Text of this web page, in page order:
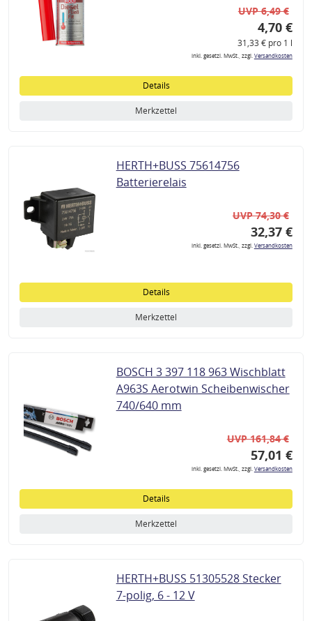
UVP 6,49 €
4,70 €
31,33 € pro 1 l
inkl. gesetzl. MwSt., zzgl.Versandkosten
Details
Merkzettel
HERTH+BUSS 75614756
Batterierelais
UVP 74,30 €
32,37 €
inkl. gesetzl. MwSt., zzgl.Versandkosten
Details
Merkzettel
BOSCH 3 397 118 963 Wischblatt
A963S Aerotwin Scheibenwischer
740/640 mm
UVP 161,84 €
57,01 €
inkl. gesetzl. MwSt., zzgl.Versandkosten
Details
Merkzettel
HERTH+BUSS 51305528 Stecker
7-polig, 6 - 12 V